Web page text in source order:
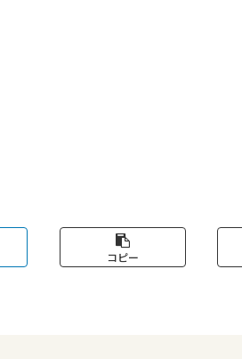
コピー